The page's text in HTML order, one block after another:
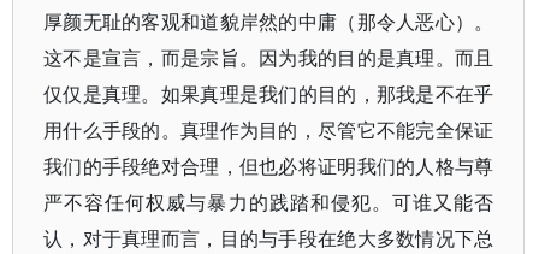
厚颜无耻的客观和道貌岸然的中庸（那令人恶心）。
这不是宣言，而是宗旨。因为我的目的是真理。而且
仅仅是真理。如果真理是我们的目的，那我是不在乎
用什么手段的。真理作为目的，尽管它不能完全保证
我们的手段绝对合理，但也必将证明我们的人格与尊
严不容任何权威与暴力的践踏和侵犯。可谁又能否
认，对于真理而言，目的与手段在绝大多数情况下总